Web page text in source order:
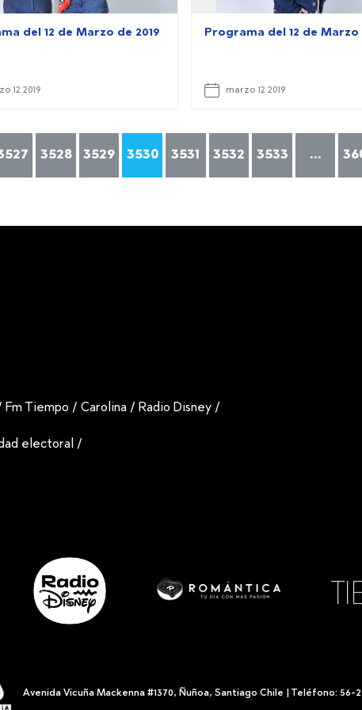
del 12 de Marzo de 2019
12 2019
Programa del 12 de Marzo
marzo 12 2019
3528 3529 3530 3531 3532 3533 ...
Fm Tiempo /Carolina /Radio Disney /
electoral /
Avenida Vicuña Mackenna #1370, Ñuñoa, Santiago Chile | Teléfono: 56-